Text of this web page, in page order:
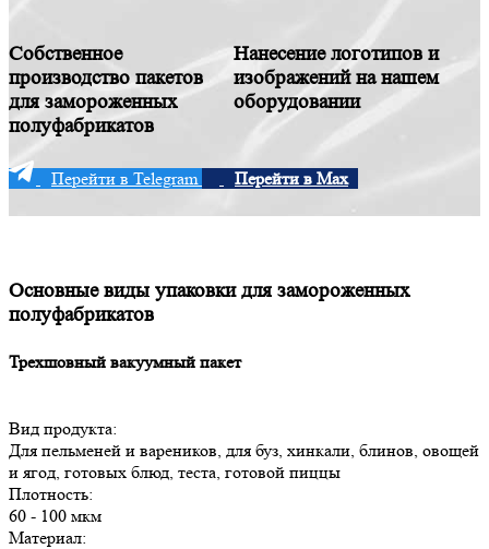
Собственное
производство пакетов
для замороженных
полуфабрикатов
Нанесение логотипов и
изображений на нашем
оборудовании
Перейти в Telegram Перейти в Max
Основные виды упаковки для замороженных
полуфабрикатов
Трехшовный вакуумный пакет
Вид продукта:
Для пельменей и вареников, для буз, хинкали, блинов, овощей
и ягод, готовых блюд, теста, готовой пиццы
Плотность:
60 - 100 мкм
Материал: